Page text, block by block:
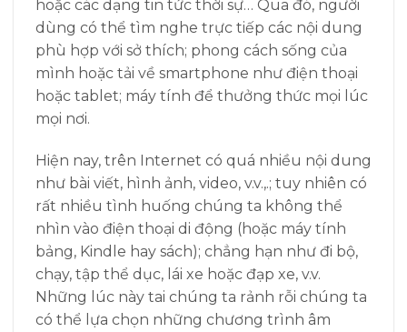
hoặc các dạng tin tức thời sự… Qua đó, người
dùng có thể tìm nghe trực tiếp các nội dung
phù hợp với sở thích; phong cách sống của
mình hoặc tải về smartphone như điện thoại
hoặc tablet; máy tính để thưởng thức mọi lúc
mọi nơi.
Hiện nay, trên Internet có quá nhiều nội dung
như bài viết, hình ảnh, video, v.v.,.; tuy nhiên có
rất nhiều tình huống chúng ta không thể
nhìn vào điện thoại di động (hoặc máy tính
bảng, Kindle hay sách); chẳng hạn như đi bộ,
chạy, tập thể dục, lái xe hoặc đạp xe, v.v.
Những lúc này tai chúng ta rảnh rỗi chúng ta
có thể lựa chọn những chương trình âm